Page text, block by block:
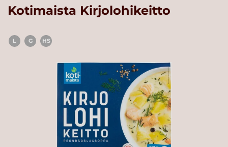
Kotimaista Kirjolohikeitto
L G HS